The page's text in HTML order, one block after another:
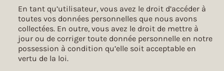
En tant qu’utilisateur, vous avez le droit d’accéder à
toutes vos données personnelles que nous avons
collectées. En outre, vous avez le droit de mettre à
jour ou de corriger toute donnée personnelle en notre
possession à condition qu’elle soit acceptable en
vertu de la loi.